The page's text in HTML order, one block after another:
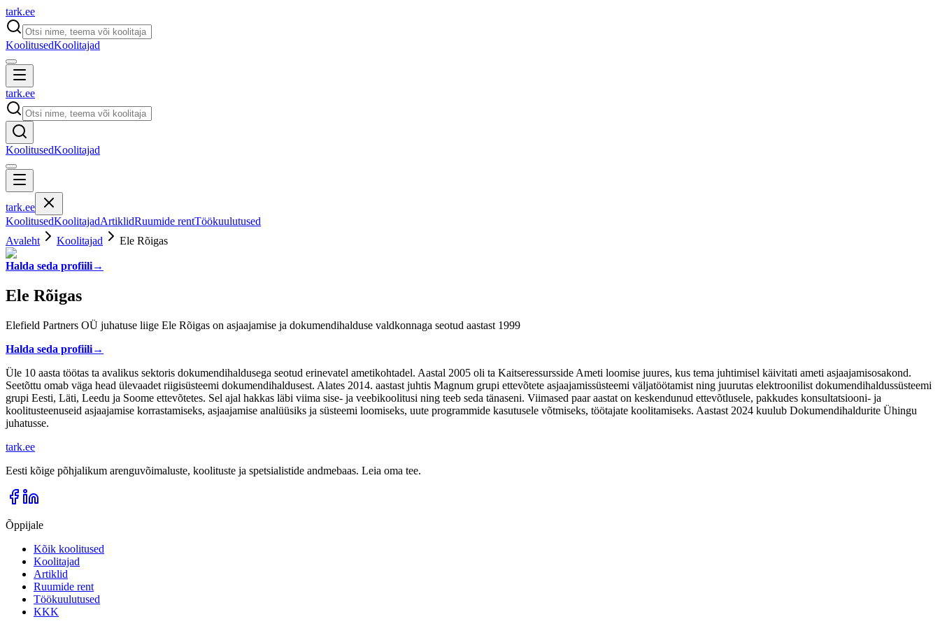
tark.ee
KoolitusedKoolitajad
tark.ee
KoolitusedKoolitajad
tark.ee
KoolitusedKoolitajadArtiklidRuumide rentTöökuulutused
Avaleht
Koolitajad Ele Rõigas
Halda seda profiili→
Ele Rõigas
Elefield Partners OÜ juhatuse liige Ele Rõigas on asjaajamise ja dokumendihalduse valdkonnaga seotud aastast 1999
Halda seda profiili→
Üle 10 aasta töötas ta avalikus sektoris dokumendihaldusega seotud erinevatel ametikohtadel. Aastal 2005 oli ta Kaitseressursside Ameti loomise juures, kus tema juhtimisel käivitati ameti asjaajamisosakond.
Seetõttu omab väga head ülevaadet riigisüsteemi dokumendihaldusest. Alates 2014. aastast juhtis Magnum grupi ettevõtete asjaajamissüsteemi väljatöötamist ning juurutas elektroonilist dokumendihaldussüsteemi
grupi Eesti, Läti, Leedu ja Soome ettevõtetes. Sel ajal hakkas läbi viima sise- ja veebikoolitusi ning teeb seda tänaseni. Viimased paar aastat on keskendunud ettevõtlusele, pakkudes konsultatsiooni- ja
koolitusteenuseid asjaajamise korrastamiseks, asjaajamise analüüsiks ja süsteemi loomiseks, uute programmide kasutusele võtmiseks, töötajate koolitamiseks. Aastast 2024 kuulub Dokumendihaldurite Ühingu
juhatusse.
tark.ee
Eesti kõige põhjalikum arenguvõimaluste, koolituste ja spetsialistide andmebaas. Leia oma tee.
Õppijale
Kõik koolitused
Koolitajad
Artiklid
Ruumide rent
Töökuulutused
KKK